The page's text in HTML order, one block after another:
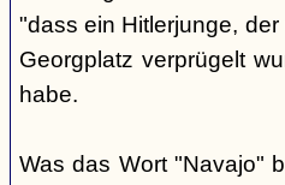
"dass ein Hitlerjunge,
Georgplatz verprügelt
habe.
Was das Wort "Navajo"